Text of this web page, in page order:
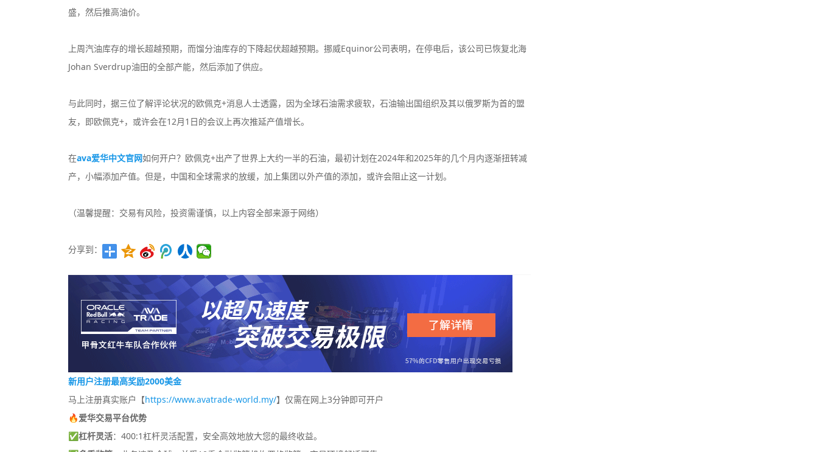
盛，然后推高油价。
上周汽油库存的增长超越预期，而馏分油库存的下降起伏超越预期。挪威Equinor公司表明，在停电后，该公司已恢复北海
Johan Sverdrup油田的全部产能，然后添加了供应。
与此同时，据三位了解评论状况的欧佩克+消息人士透露，因为全球石油需求疲软，石油输出国组织及其以俄罗斯为首的盟
友，即欧佩克+，或许会在12月1日的会议上再次推延产值增长。
在ava爱华中文官网如何开户？欧佩克+出产了世界上大约一半的石油，最初计划在2024年和2025年的几个月内逐渐扭转减
产，小幅添加产值。但是，中国和全球需求的放缓，加上集团以外产值的添加，或许会阻止这一计划。
（温馨提醒：交易有风险，投资需谨慎，以上内容全部来源于网络）
分享到：
新用户注册最高奖励2000美金
马上注册真实账户【https://www.avatrade-world.my/】仅需在网上3分钟即可开户
🔥爱华交易平台优势
✅杠杆灵活：400:1杠杆灵活配置，安全高效地放大您的最终收益。